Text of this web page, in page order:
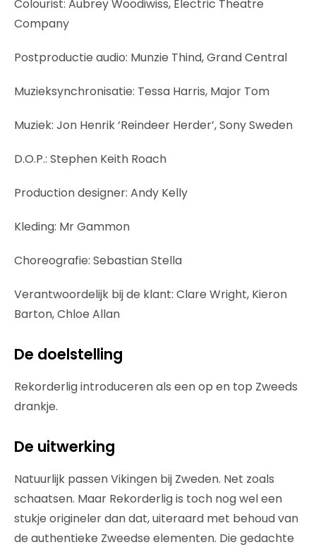
Colourist: Aubrey Woodiwiss, Electric Theatre
Company
Postproductie audio: Munzie Thind, Grand Central
Muzieksynchronisatie: Tessa Harris, Major Tom
Muziek: Jon Henrik ‘Reindeer Herder’, Sony Sweden
D.O.P.: Stephen Keith Roach
Production designer: Andy Kelly
Kleding: Mr Gammon
Choreografie: Sebastian Stella
Verantwoordelijk bij de klant: Clare Wright, Kieron
Barton, Chloe Allan
De doelstelling
Rekorderlig introduceren als een op en top Zweeds
drankje.
De uitwerking
Natuurlijk passen Vikingen bij Zweden. Net zoals
schaatsen. Maar Rekorderlig is toch nog wel een
stukje origineler dan dat, uiteraard met behoud van
de authentieke Zweedse elementen. Die gedachte